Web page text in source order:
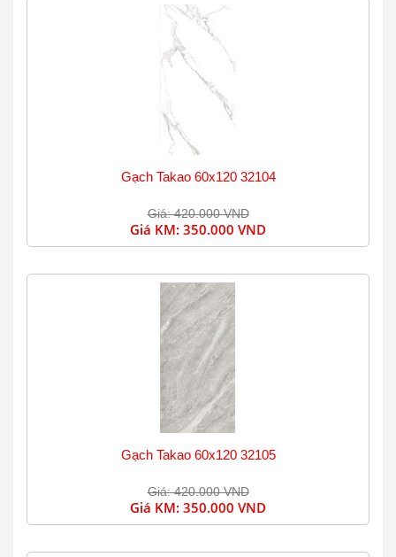
Gạch Takao 60x120 32104
Giá: 420.000 VND
Giá KM: 350.000 VND
Gạch Takao 60x120 32105
Giá: 420.000 VND
Giá KM: 350.000 VND